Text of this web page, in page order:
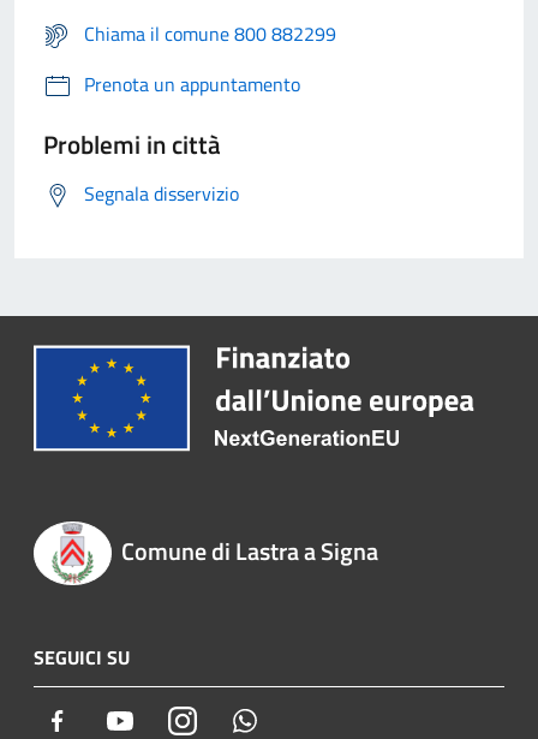
Chiama il comune 800 882299
Prenota un appuntamento
Problemi in città
Segnala disservizio
Comune di Lastra a Signa
SEGUICI SU
Facebook YoutubeInstagram